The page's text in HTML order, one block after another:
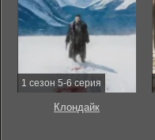
1 сезон 5-6 серия
Клондайк